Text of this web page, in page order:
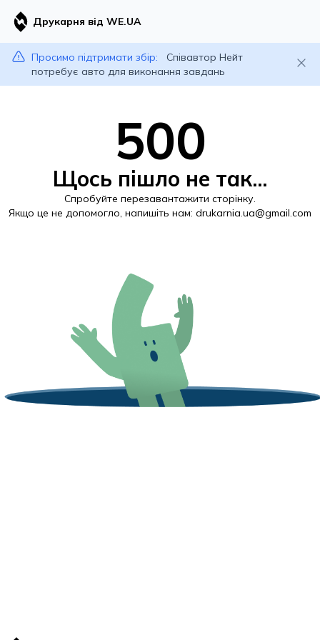
Друкарня від WE.UA
Просимо підтримати збір:
Співавтор Нейт
потребує авто для виконання завдань
500
Щось пішло не так...
Спробуйте перезавантажити сторінку.
Якщо це не допомогло, напишіть нам: drukarnia.ua@gmail.com